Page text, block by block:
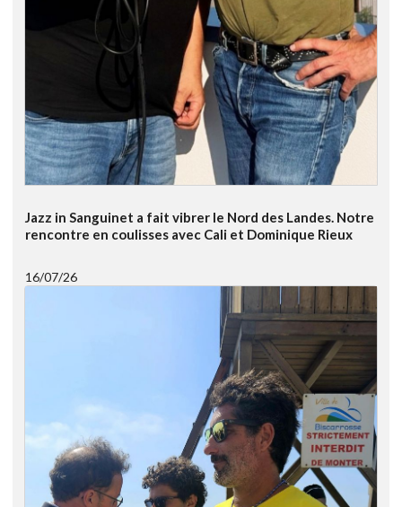
Jazz in Sanguinet a fait vibrer le Nord des Landes. Notre
rencontre en coulisses avec Cali et Dominique Rieux
16/07/26